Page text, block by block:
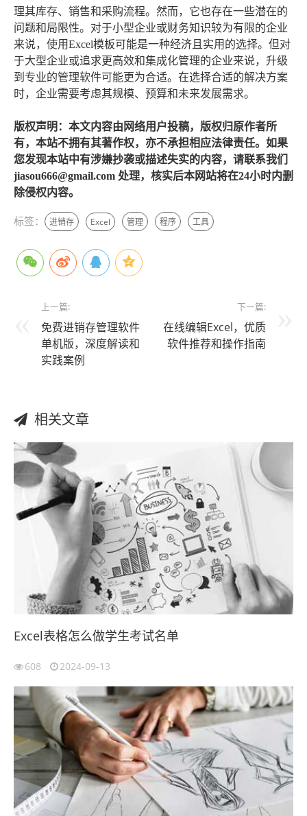
理其库存、销售和采购流程。然而，它也存在一些潜在的
问题和局限性。对于小型企业或财务知识较为有限的企业
来说，使用Excel模板可能是一种经济且实用的选择。但对
于大型企业或追求更高效和集成化管理的企业来说，升级
到专业的管理软件可能更为合适。在选择合适的解决方案
时，企业需要考虑其规模、预算和未来发展需求。
版权声明：本文内容由网络用户投稿，版权归原作者所
有，本站不拥有其著作权，亦不承担相应法律责任。如果
您发现本站中有涉嫌抄袭或描述失实的内容，请联系我们
jiasou666@gmail.com 处理，核实后本网站将在24小时内删
除侵权内容。
标签： 进销存 Excel 管理 程序 工具
上一篇:
免费进销存管理软件
单机版，深度解读和
实践案例
下一篇:
在线编辑Excel，优质
软件推荐和操作指南
相关文章
Excel表格怎么做学生考试名单
608 2024-09-13